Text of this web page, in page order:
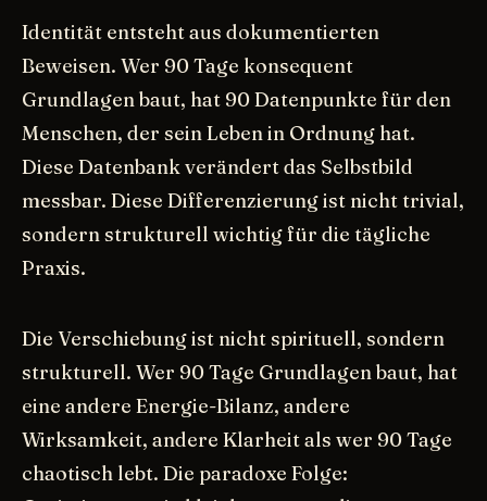
Identität entsteht aus dokumentierten
Beweisen. Wer 90 Tage konsequent
Grundlagen baut, hat 90 Datenpunkte für den
Menschen, der sein Leben in Ordnung hat.
Diese Datenbank verändert das Selbstbild
messbar. Diese Differenzierung ist nicht trivial,
sondern strukturell wichtig für die tägliche
Praxis.
Die Verschiebung ist nicht spirituell, sondern
strukturell. Wer 90 Tage Grundlagen baut, hat
eine andere Energie-Bilanz, andere
Wirksamkeit, andere Klarheit als wer 90 Tage
chaotisch lebt. Die paradoxe Folge: